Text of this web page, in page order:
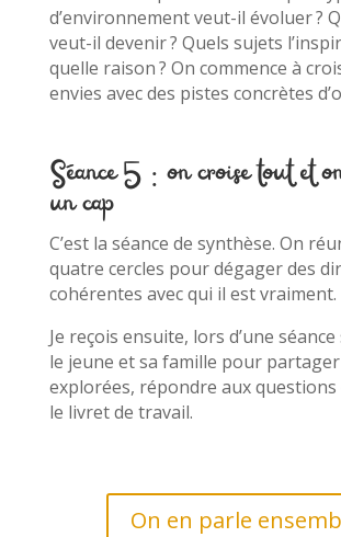
d’environnement veut-il évoluer ?
veut-il devenir ? Quels sujets
quelle raison ? On commence à
envies avec des pistes concrètes
Séance 5 : on croise tout et
un cap
C’est la séance de synthèse. On
quatre cercles pour dégager des
cohérentes avec qui il est vraiment.
Je reçois ensuite, lors d’une
le jeune et sa famille pour
explorées, répondre aux
le livret de travail.
On en parle